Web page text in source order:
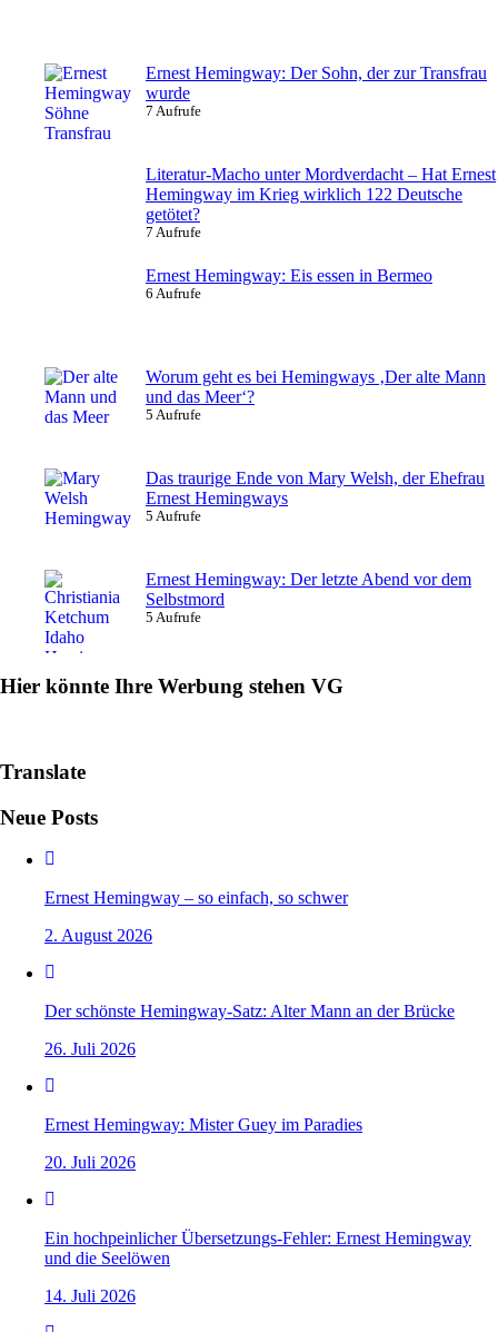
Ernest Hemingway: Der Sohn, der zur Transfrau
wurde
7 Aufrufe
Literatur-Macho unter Mordverdacht – Hat Ernest
Hemingway im Krieg wirklich 122 Deutsche
getötet?
7 Aufrufe
Ernest Hemingway: Eis essen in Bermeo
6 Aufrufe
Worum geht es bei Hemingways ‚Der alte Mann
und das Meer‘?
5 Aufrufe
Das traurige Ende von Mary Welsh, der Ehefrau
Ernest Hemingways
5 Aufrufe
Ernest Hemingway: Der letzte Abend vor dem
Selbstmord
5 Aufrufe
Hier könnte Ihre Werbung stehen VG
Translate
Neue Posts
Ernest Hemingway – so einfach, so schwer
2. August 2026
Der schönste Hemingway-Satz: Alter Mann an der Brücke
26. Juli 2026
Ernest Hemingway: Mister Guey im Paradies
20. Juli 2026
Ein hochpeinlicher Übersetzungs-Fehler: Ernest Hemingway
und die Seelöwen
14. Juli 2026